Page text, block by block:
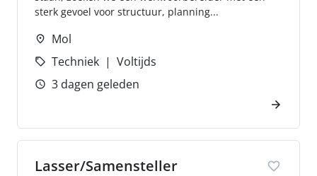
sterk gevoel voor structuur, planning...
Mol
Techniek
Voltijds
3 dagen geleden
Lasser/Samensteller